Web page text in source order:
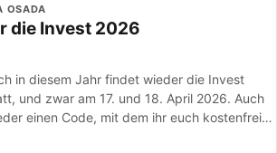
die Invest 2026
OSADA
in diesem Jahr findet wieder die Invest
und zwar am 17. und 18. April 2026. Auch
einen Code, mit dem ihr euch kostenfreie